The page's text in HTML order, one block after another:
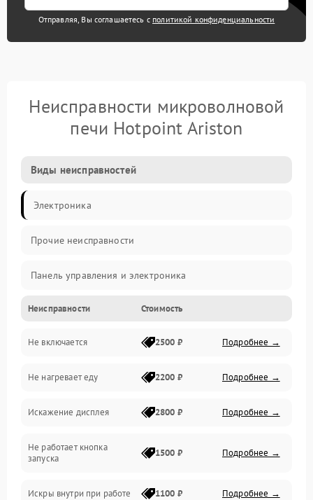
Отправляя, Вы соглашаетесь с политикой конфиденциальности
Неисправности микроволновой
печи Hotpoint Ariston
Виды неисправностей
Электроника
Прочие неисправности
Панель управления и электроника
Дверца и корпус
Механика и внутренние элементы
Механические повреждения
Питание и запуск
Нагрев и приготовление
Программное обеспечение
Неисправности Стоимость
Не включается 2500 ₽ Подробнее →
Не нагревает еду 2200 ₽ Подробнее →
Искажение дисплея 2800 ₽ Подробнее →
Не работает кнопка
запуска
1500 ₽ Подробнее →
Искры внутри при работе 1100 ₽ Подробнее →